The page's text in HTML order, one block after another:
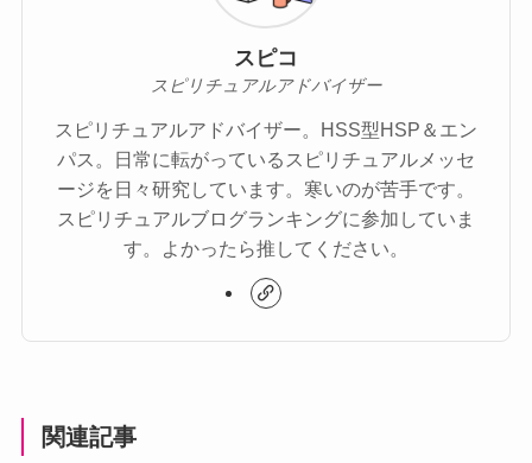
スピコ
スピリチュアルアドバイザー
スピリチュアルアドバイザー。HSS型HSP＆エン
パス。日常に転がっているスピリチュアルメッセ
ージを日々研究しています。寒いのが苦手です。
スピリチュアルブログランキングに参加していま
す。よかったら推してください。
関連記事